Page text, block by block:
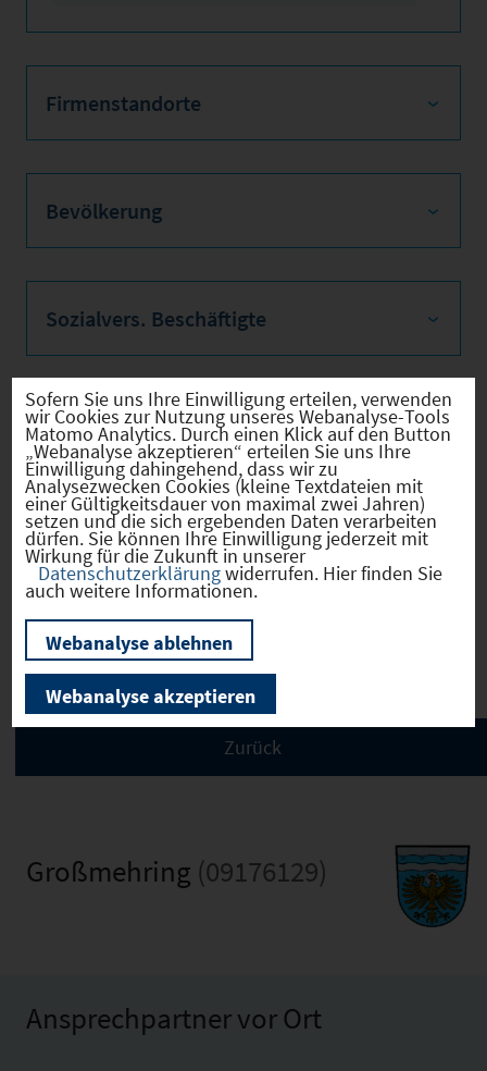
Firmenstandorte
Bevölkerung
Sozialvers. Beschäftigte
Verkehrsinfrastruktur
Kommunale Infrastruktur
Aktuelle Bauleitplanverfahren
Großmehring (09176129)
Ansprechpartner vor Ort
Sofern Sie uns Ihre Einwilligung erteilen, verwenden
wir Cookies zur Nutzung unseres Webanalyse-Tools
Matomo Analytics. Durch einen Klick auf den Button
„Webanalyse akzeptieren“ erteilen Sie uns Ihre
Einwilligung dahingehend, dass wir zu
Analysezwecken Cookies (kleine Textdateien mit
einer Gültigkeitsdauer von maximal zwei Jahren)
setzen und die sich ergebenden Daten verarbeiten
dürfen. Sie können Ihre Einwilligung jederzeit mit
Wirkung für die Zukunft in unserer
Datenschutzerklärungwiderrufen. Hier finden Sie
auch weitere Informationen.
Webanalyse ablehnen
Webanalyse akzeptieren